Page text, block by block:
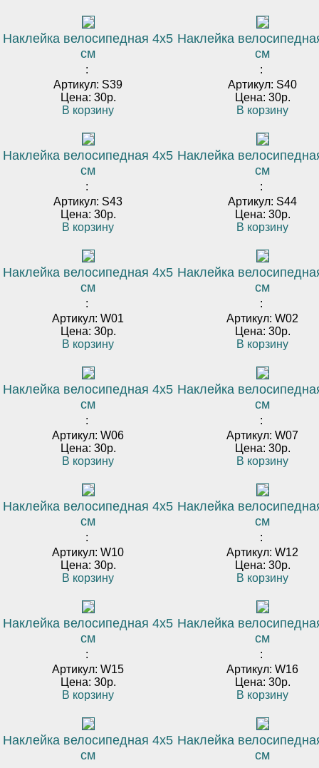
Наклейка велосипедная 4х5
см
:
Артикул: S39
Цена: 30р.
В корзину
Наклейка
см
:
Артикул: S40
Цена: 30р.
В корзину
Наклейка велосипедная 4х5
см
:
Артикул: S43
Цена: 30р.
В корзину
Наклейка
см
:
Артикул: S44
Цена: 30р.
В корзину
Наклейка велосипедная 4х5
см
:
Артикул: W01
Цена: 30р.
В корзину
Наклейка
см
:
Артикул: W02
Цена: 30р.
В корзину
Наклейка велосипедная 4х5
см
:
Артикул: W06
Цена: 30р.
В корзину
Наклейка
см
:
Артикул: W07
Цена: 30р.
В корзину
Наклейка велосипедная 4х5
см
:
Артикул: W10
Цена: 30р.
В корзину
Наклейка
см
:
Артикул: W12
Цена: 30р.
В корзину
Наклейка велосипедная 4х5
см
:
Артикул: W15
Цена: 30р.
В корзину
Наклейка
см
:
Артикул: W16
Цена: 30р.
В корзину
Наклейка велосипедная 4х5
см
Наклейка
см